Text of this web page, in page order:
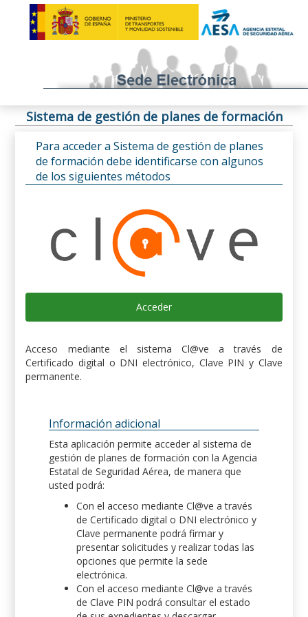
Sistema de gestión de planes de formación
Para acceder a Sistema de gestión de planes
de formación debe identificarse con algunos
de los siguientes métodos
Acceder
Acceso mediante el sistema Cl@ve a través de
Certificado digital o DNI electrónico, Clave PIN y Clave
permanente.
Información adicional
Esta aplicación permite acceder al sistema de
gestión de planes de formación con la Agencia
Estatal de Seguridad Aérea, de manera que
usted podrá:
Con el acceso mediante Cl@ve a través
de Certificado digital o DNI electrónico y
Clave permanente podrá firmar y
presentar solicitudes y realizar todas las
opciones que permite la sede
electrónica.
Con el acceso mediante Cl@ve a través
de Clave PIN podrá consultar el estado